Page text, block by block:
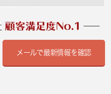
メールで最新情報を確認